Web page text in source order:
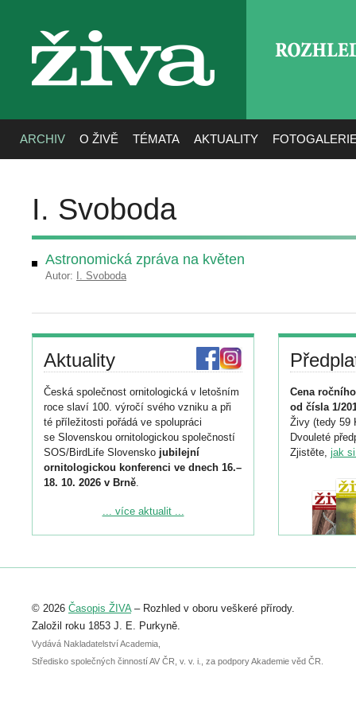
živa
ARCHIV O ŽIVĚ TÉMATA AKTUALITY
I. Svoboda
Astronomická zpráva na květen
Autor: I. Svoboda
Aktuality
Česká společnost ornitologická v letošním
roce slaví 100. výročí svého vzniku a při
té příležitosti pořádá ve spolupráci
se Slovenskou ornitologickou společností
SOS/BirdLife Slovensko jubilejní
ornitologickou konferenci ve dnech 16.–
18. 10. 2026 v Brně.
Podrobnější informace ke konferenci
Registrovat se můžete do 6. září.
abstraktu přihlášené přednášky nebo
posteru je už 30. června.
... více aktualit ...
Cena
od čísla 1/
Živy (tedy 59
Dvouleté
Zjistěte, jak
© 2026 Časopis ŽIVA– Rozhled v oboru veškeré přírody.
Založil roku 1853 J. E. Purkyně.
Vydává Nakladatelství Academia,
Středisko společných činností AV ČR, v. v. i., za podpory Akademie věd ČR.